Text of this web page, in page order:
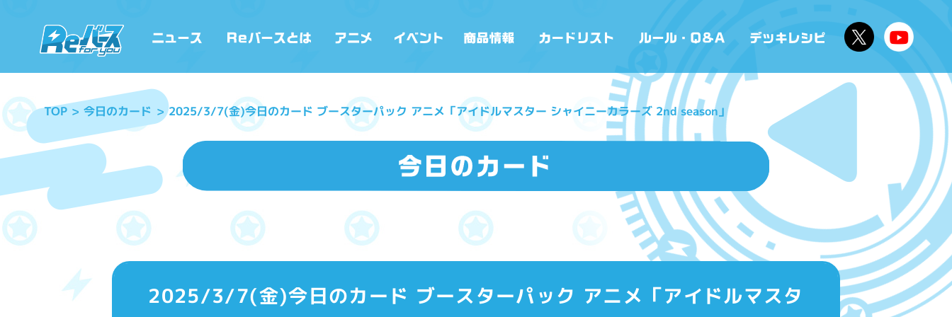
TOP 今日のカード 2025/3/7(金)今日のカード ブースターパック アニメ「アイドルマスター シャイニーカラーズ 2nd season」
2025/3/7(金)今日のカード ブースターパック アニメ「アイドルマスタ